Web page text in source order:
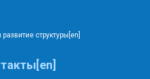
структуры[en]